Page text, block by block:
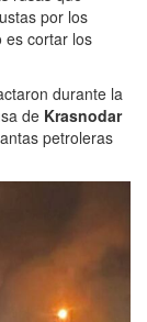
por los
es cortar los
durante la
de Krasnodar
petroleras